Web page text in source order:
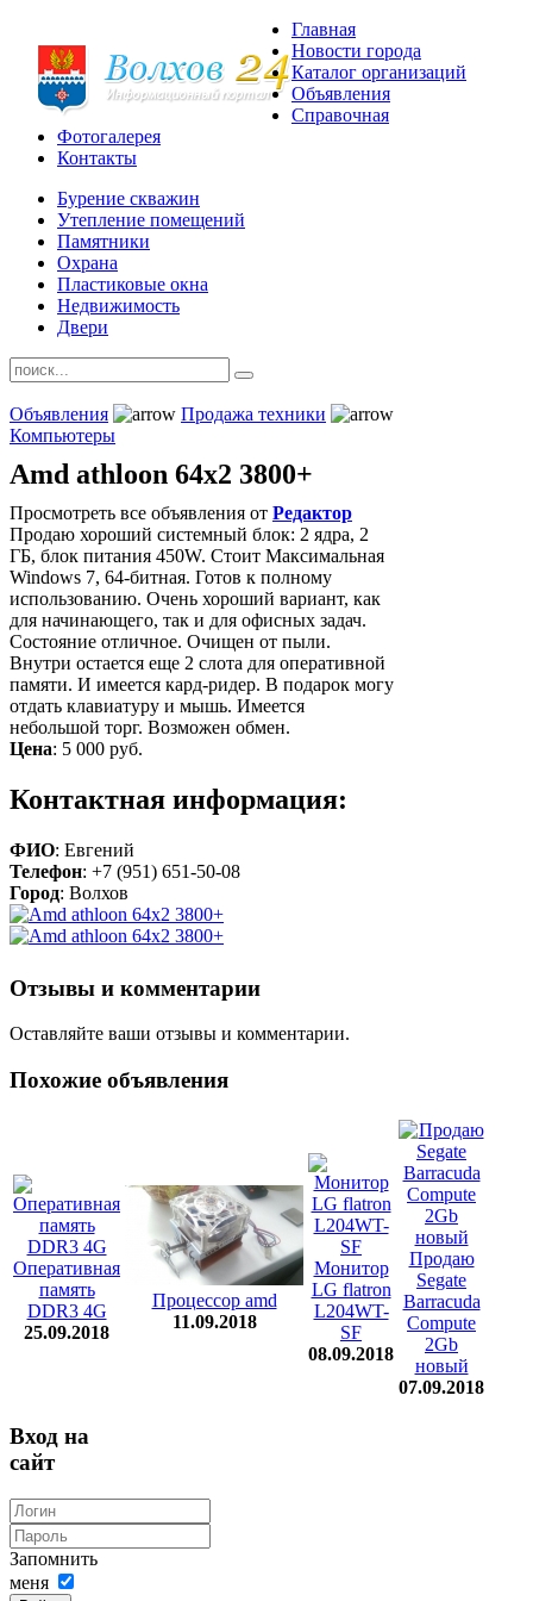
Главная
Новости города
Каталог организаций
Объявления
Справочная
Фотогалерея
Контакты
Бурение скважин
Утепление помещений
Памятники
Охрана
Пластиковые окна
Недвижимость
Двери
Объявления
Продажа техники
Компьютеры
Amd athloon 64x2 3800+
Просмотреть все объявления от Редактор
Продаю хороший системный блок: 2 ядра, 2
ГБ, блок питания 450W. Стоит Максимальная
Windows 7, 64-битная. Готов к полному
использованию. Очень хороший вариант, как
для начинающего, так и для офисных задач.
Состояние отличное. Очищен от пыли.
Внутри остается еще 2 слота для оперативной
памяти. И имеется кард-ридер. В подарок могу
отдать клавиатуру и мышь. Имеется
небольшой торг. Возможен обмен.
Цена: 5 000 руб.
Контактная информация:
ФИО: Евгений
Телефон: +7 (951) 651-50-08
Город: Волхов
Отзывы и комментарии
Оставляйте ваши отзывы и комментарии.
Похожие объявления
Оперативная
память
DDR3 4G
25.09.2018
Процессор amd
11.09.2018
Монитор
LG flatron
L204WT-
SF
08.09.2018
Продаю
Segate
Barracuda
Compute
2Gb
новый
07.09.2018
Вход на
сайт
Запомнить
меня